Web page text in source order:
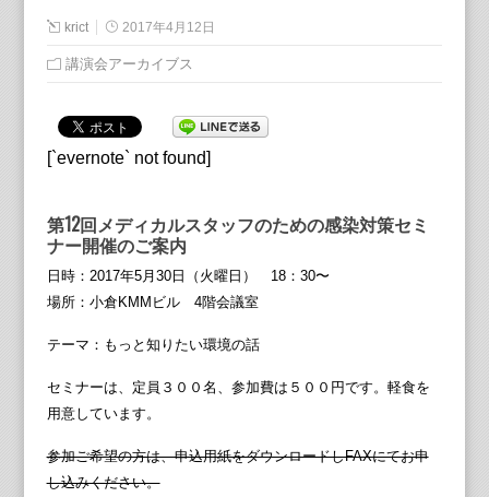
krict 2017年4月12日
講演会アーカイブス
[`evernote` not found]
第12回メディカルスタッフのための感染対策セミ
ナー開催のご案内
日時：2017年5月30日（火曜日） 18：30〜
場所：小倉KMMビル 4階会議室
テーマ：もっと知りたい環境の話
セミナーは、定員３００名、参加費は５００円です。軽食を
用意しています。
参加ご希望の方は、申込用紙をダウンロードしFAXにてお申
し込みください。